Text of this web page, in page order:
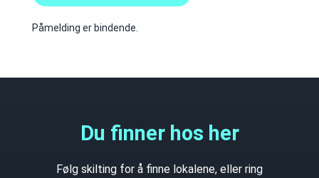
Påmelding er bindende.
Du finner hos her
Følg skilting for å finne lokalene, eller ring